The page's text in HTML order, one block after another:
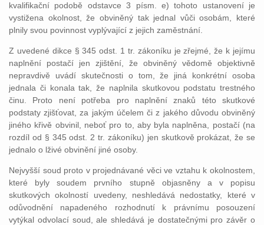
kvalifikační podobě odstavce 3 písm. e) tohoto ustanovení je
vystižena okolnost, že obviněný tak jednal vůči osobám, které
plnily svou povinnost vyplývající z jejich zaměstnání.
Z uvedené dikce § 345 odst. 1 tr. zákoníku je zřejmé, že k jejímu
naplnění postačí jen zjištění, že obviněný vědomě objektivně
nepravdivě uvádí skutečnosti o tom, že jiná konkrétní osoba
jednala či konala tak, že naplnila skutkovou podstatu trestného
činu. Proto není potřeba pro naplnění znaků této skutkové
podstaty zjišťovat, za jakým účelem či z jakého důvodu obviněný
jiného křivě obvinil, neboť pro to, aby byla naplněna, postačí (na
rozdíl od § 345 odst. 2 tr. zákoníku) jen skutkově prokázat, že se
jednalo o lživé obvinění jiné osoby.
Nejvyšší soud proto v projednávané věci ve vztahu k okolnostem,
které byly soudem prvního stupně objasněny a v popisu
skutkových okolností uvedeny, neshledává nedostatky, které v
odůvodnění napadeného rozhodnutí k právnímu posouzení
vytýkal odvolací soud, ale shledává je dostatečnými pro závěr o